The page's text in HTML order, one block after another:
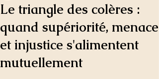
Le triangle des colères :
quand supériorité, menace
et injustice s'alimentent
mutuellement